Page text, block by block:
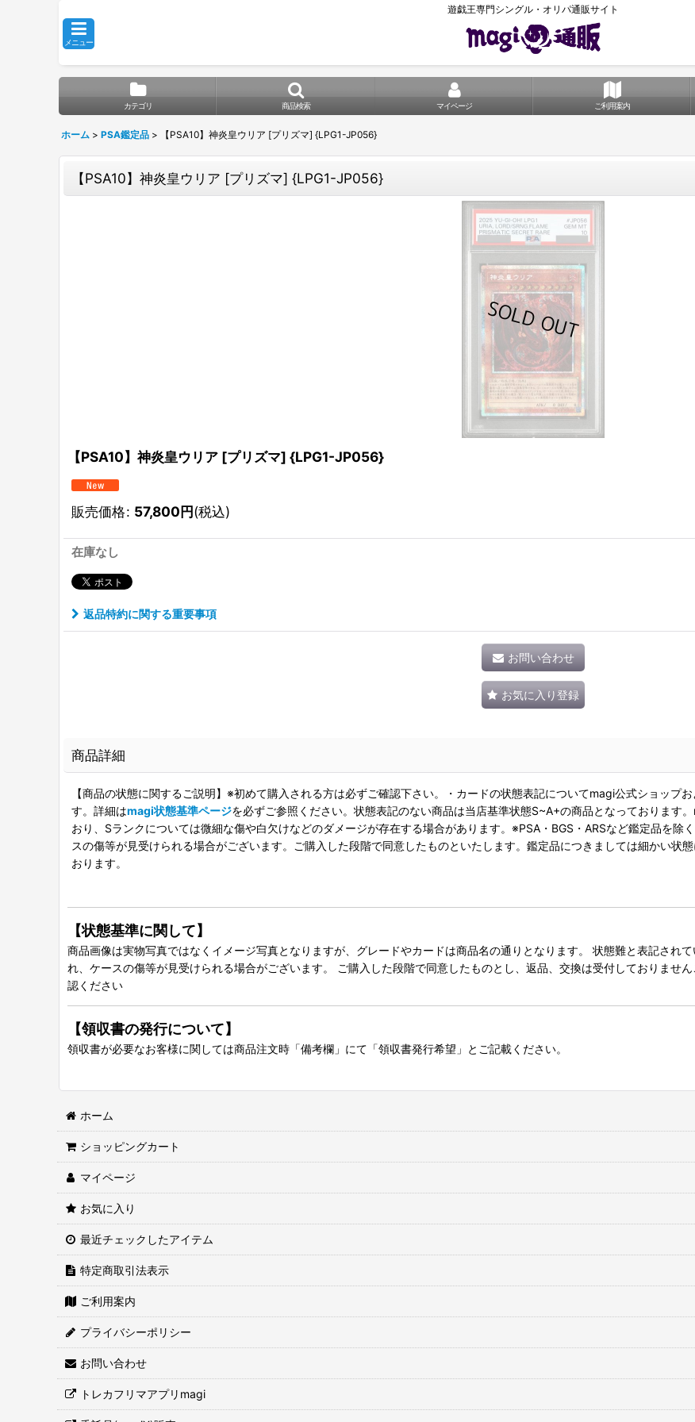
遊戯王専門シングル・オリパ通販サイト
メニュー
カテゴリ 商品検索 マイページ ご利用案内
ホーム > PSA鑑定品 > 【PSA10】神炎皇ウリア [プリズマ] {LPG1-JP056}
【PSA10】神炎皇ウリア [プリズマ] {LPG1-JP056}
【PSA10】神炎皇ウリア [プリズマ] {LPG1-JP056}
販売価格: 57,800円(税込)
在庫なし
返品特約に関する重要事項
お問い合わせ
お気に入り登録
商品詳細
【商品の状態に関するご説明】※初めて購入される方は必ずご確認下さい。・カードの状態表記についてmagi公式ショップ
す。詳細はmagi状態基準ページを必ずご参照ください。状態表記のない商品は当店基準状態S~A+の商品となっております
おり、Sランクについては微細な傷や白欠けなどのダメージが存在する場合があります。※PSA・BGS・ARSなど鑑定品を除
スの傷等が見受けられる場合がございます。ご購入した段階で同意したものといたします。鑑定品につきましては細かい状
おります。
【状態基準に関して】
商品画像は実物写真ではなくイメージ写真となりますが、グレードやカードは商品名の通りとなります。 状態難と表記され
れ、ケースの傷等が見受けられる場合がございます。 ご購入した段階で同意したものとし、返品、交換は受付しておりません
認ください
【領収書の発行について】
領収書が必要なお客様に関しては商品注文時「備考欄」にて「領収書発行希望」とご記載ください。
ホーム
ショッピングカート
マイページ
お気に入り
最近チェックしたアイテム
特定商取引法表示
ご利用案内
プライバシーポリシー
お問い合わせ
トレカフリマアプリmagi